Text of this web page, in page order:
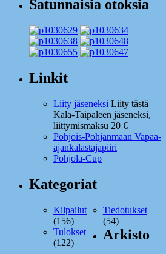
Satunnaisia otoksia
Linkit
Liity jäseneksi Liity tästä
Kala-Taipaleen jäseneksi,
liittymismaksu 20 €
Pohjois-Pohjanmaan Vapaa-
ajankalastajapiiri
Pohjola-Cup
Kategoriat
Kilpailut
(156)
Tiedotukset
(54)
Tulokset
(122)
Arkisto